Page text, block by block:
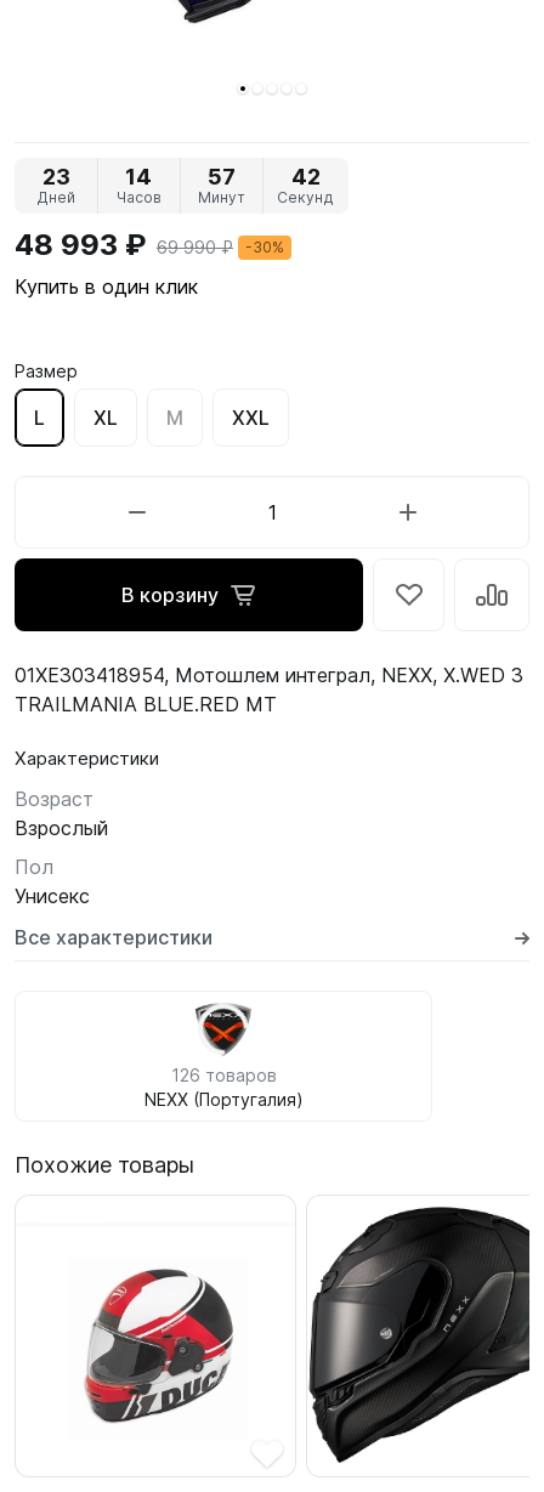
23
Дней
14
Часов
57
Минут
41
Секунд
48 993 ₽ 69 990 ₽ -30%
Купить в один клик
Размер
L XL M XXL
В корзину
01XE303418954, Мотошлем интеграл, NEXX, X.WED 3
TRAILMANIA BLUE.RED MT
Характеристики
Возраст
Взрослый
Пол
Унисекс
Все характеристики
126 товаров
NEXX (Португалия)
Похожие товары